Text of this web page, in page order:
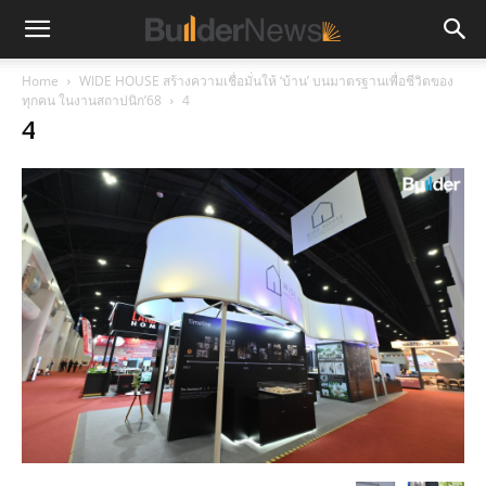
Home
WIDE HOUSE สร้างความเชื่อมั่นให้ ‘บ้าน’ บนมาตรฐานเพื่อชีวิตของ
ทุกคน ในงานสถาปนิก’68
4
4